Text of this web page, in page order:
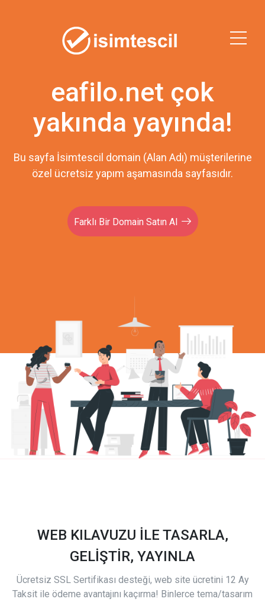
eafilo.net çok
yakında yayında!
Bu sayfa İsimtescil domain (Alan Adı) müşterilerine
özel ücretsiz yapım aşamasında sayfasıdır.
Farklı Bir Domain Satın Al
WEB KILAVUZU İLE TASARLA,
GELİŞTİR, YAYINLA
Ücretsiz SSL Sertifikası desteği, web site ücretini 12 Ay
Taksit ile ödeme avantajını kaçırma! Binlerce tema/tasarım